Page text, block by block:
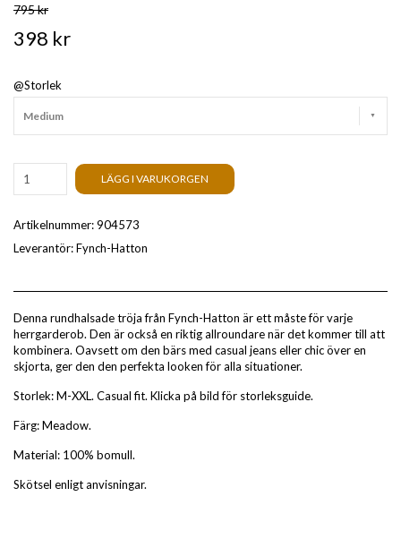
795 kr
398 kr
@Storlek
Medium
LÄGG I VARUKORGEN
Artikelnummer:904573
Leverantör:Fynch-Hatton
Denna rundhalsade tröja från Fynch-Hatton är ett måste för varje
herrgarderob. Den är också en riktig allroundare när det kommer till att
kombinera. Oavsett om den bärs med casual jeans eller chic över en
skjorta, ger den den perfekta looken för alla situationer.
Storlek: M-XXL. Casual fit. Klicka på bild för storleksguide.
Färg: Meadow.
Material: 100% bomull.
Skötsel enligt anvisningar.